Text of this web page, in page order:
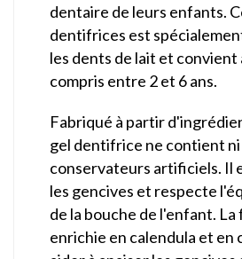
dentaire de leurs enfants.
dentifrices est
les dents de lait et convient
compris entre 2 et 6 ans.
Fabriqué à partir
gel dentifrice ne contient
conservateurs artificiels. Il
les gencives et respecte
de la bouche de l'enfant.
enrichie en calendula et en